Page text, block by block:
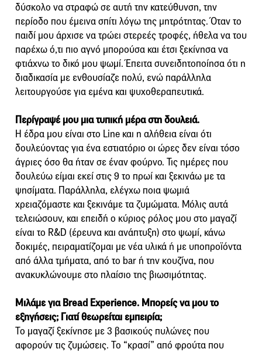
δύσκολο να στραφώ σε αυτή την κατεύθυνση, την
περίοδο που έμεινα σπίτι λόγω της μητρότητας. Όταν το
παιδί μου άρχισε να τρώει στερεές τροφές, ήθελα να του
παρέχω ό,τι πιο αγνό μπορούσα και έτσι ξεκίνησα να
φτιάχνω το δικό μου ψωμί. Έπειτα συνειδητοποίησα ότι η
διαδικασία με ενθουσίαζε πολύ, ενώ παράλληλα
λειτουργούσε για εμένα και ψυχοθεραπευτικά.
Περίγραψέ μου μια τυπική μέρα στη δουλειά.
Η έδρα μου είναι στο Line και η αλήθεια είναι ότι
δουλεύοντας για ένα εστιατόριο οι ώρες δεν είναι τόσο
άγριες όσο θα ήταν σε έναν φούρνο. Τις ημέρες που
δουλεύω είμαι εκεί στις 9 το πρωί και ξεκινάω με τα
ψησίματα. Παράλληλα, ελέγχω ποια ψωμιά
χρειαζόμαστε και ξεκινάμε τα ζυμώματα. Μόλις αυτά
τελειώσουν, και επειδή ο κύριος ρόλος μου στο μαγαζί
είναι το R&D (έρευνα και ανάπτυξη) στο ψωμί, κάνω
δοκιμές, πειραματίζομαι με νέα υλικά ή με υποπροϊόντα
από άλλα τμήματα, από το bar ή την κουζίνα, που
ανακυκλώνουμε στο πλαίσιο της βιωσιμότητας.
Μιλάμε για Bread Experience. Μπορείςνα μου το
εξηγήσεις; Γιατί θεωρείταιεμπειρία;
Το μαγαζί ξεκίνησε με 3 βασικούς πυλώνες που
αφορούν τις ζυμώσεις. Το “κρασί” από φρούτα που